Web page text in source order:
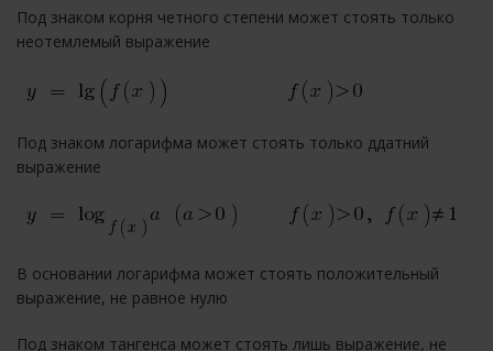
Под знаком корня четного степени может стоять только
неотемлемый выражение
Под знаком логарифма может стоять только ддатний
выражение
В основании логарифма может стоять положительный
выражение, не равное нулю
Под знаком тангенса может стоять лишь выражение, не